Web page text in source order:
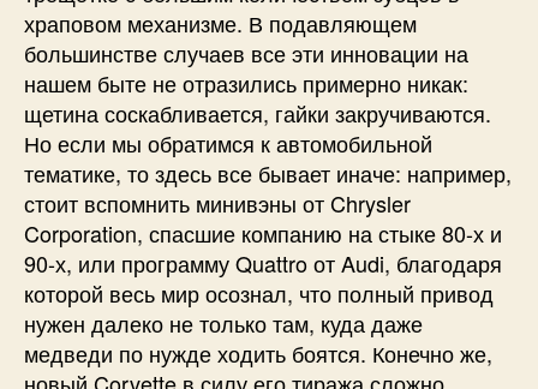
храповом механизме. В подавляющем
большинстве случаев все эти инновации на
нашем быте не отразились примерно никак:
щетина соскабливается, гайки закручиваются.
Но если мы обратимся к автомобильной
тематике, то здесь все бывает иначе: например,
стоит вспомнить минивэны от Chrysler
Corporation, спасшие компанию на стыке 80-х и
90-х, или программу Quattro от Audi, благодаря
которой весь мир осознал, что полный привод
нужен далеко не только там, куда даже
медведи по нужде ходить боятся. Конечно же,